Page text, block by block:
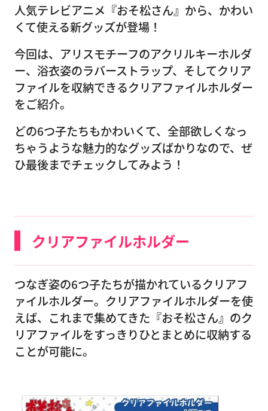
人気テレビアニメ『おそ松さん』から、かわい
くて使える新グッズが登場！
今回は、アリスモチーフのアクリルキーホルダ
ー、浴衣姿のラバーストラップ、そしてクリア
ファイルを収納できるクリアファイルホルダー
をご紹介。
どの6つ子たちもかわいくて、全部欲しくなっ
ちゃうような魅力的なグッズばかりなので、ぜ
ひ最後までチェックしてみよう！
クリアファイルホルダー
つなぎ姿の6つ子たちが描かれているクリアフ
ァイルホルダー。クリアファイルホルダーを使
えば、これまで集めてきた『おそ松さん』のク
リアファイルをすっきりひとまとめに収納する
ことが可能に。